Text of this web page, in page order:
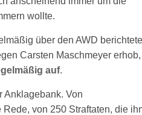
wollte.
über den AWD berichtete
Carsten Maschmeyer erhob,
auf.
Anklagebank. Von
von 250 Straftaten, die